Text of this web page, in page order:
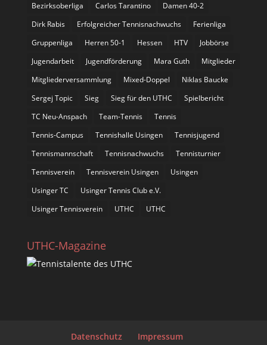
Bezirksoberliga
Carlos Tarantino
Damen 40-2
Dirk Rabis
Erfolgreicher Tennisnachwuchs
Ferienliga
Gruppenliga
Herren 50-1 Hessen HTV
Jobbörse
Jugendarbeit
Jugendförderung Mara Guth
Mitglieder
Mitgliederversammlung
Mixed-Doppel
Niklas Baucke
Sergej Topic
Sieg Sieg für den UTHC
Spielbericht
TC Neu-Anspach
Team-Tennis
Tennis
Tennis-Campus
Tennishalle Usingen
Tennisjugend
Tennismannschaft
Tennisnachwuchs
Tennisturnier
Tennisverein
Tennisverein Usingen
Usingen
Usinger TC
Usinger Tennis Club e.V.
Usinger Tennisverein
UTHC UTHC
UTHC-Magazine
Datenschutz Impressum